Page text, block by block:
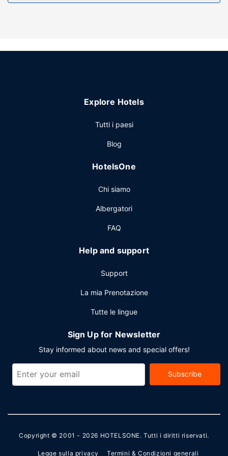
Explore Hotels
Tutti i paesi
Blog
HotelsOne
Chi siamo
Albergatori
FAQ
Help and support
Support
La mia Prenotazione
Tutte le lingue
Sign Up for Newsletter
Stay informed about news and special offers!
Subscribe
Copyright © 2001 - 2026 HOTELSONE. Tutti i diritti riservati.
Legge sulla privacy Termini & Condizioni generali